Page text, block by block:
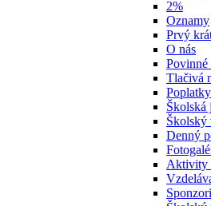
2%
Oznamy
Prvý
O nás
Povinné
Tlačivá
Poplatky
Školská
Školský
Denný
Aktivity